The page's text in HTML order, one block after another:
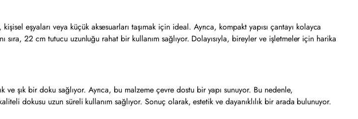
eşyaları veya küçük aksesuarları taşımak için ideal. Ayrıca, kompakt yapısı çantayı kolayca
22 cm tutucu uzunluğu rahat bir kullanım sağlıyor. Dolayısıyla, bireyler ve işletmeler için harika
şık bir doku sağlıyor. Ayrıca, bu malzeme çevre dostu bir yapı sunuyor. Bu nedenle,
dokusu uzun süreli kullanım sağlıyor. Sonuç olarak, estetik ve dayanıklılık bir arada bulunuyor.